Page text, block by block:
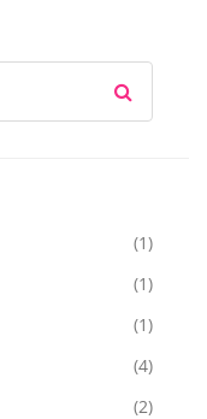
(1)
(1)
(1)
(4)
(2)